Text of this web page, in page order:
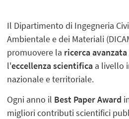
Il Dipartimento di Ingegneria
Ambientale e dei Materiali
promuovere la ricerca avanzata
l'eccellenza scientifica a livello
nazionale e territoriale.
Ogni anno il Best Paper Award
migliori contributi scientifici